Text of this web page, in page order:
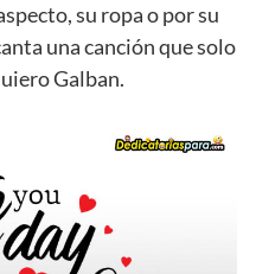
su ropa o por su
una canción que solo
Galban.